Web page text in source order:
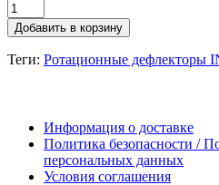
Добавить в корзину
Теги: Ротационные дефлекторы
Информация о доставке
Политика безопасности /
персональных данных
Условия соглашения